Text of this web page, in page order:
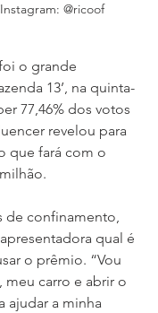
@ricoof
o grande
13’, na quinta-
77,46% dos votos
revelou para
que fará com o
de confinamento,
qual é
o prêmio. “Vou
meu carro e abrir o
ajudar a minha